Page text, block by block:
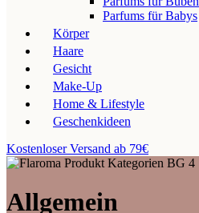
Parfums für Babys
Körper
Haare
Gesicht
Make-Up
Home & Lifestyle
Geschenkideen
Kostenloser Versand ab 79€
Allgemein